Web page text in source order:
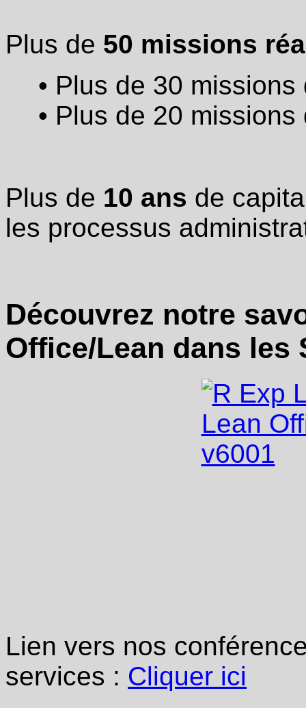
Plus de 50 missions
• Plus de 30 missions
• Plus de 20
Plus de 10 ans de
les processus
Découvrez notre
Office/Lean dans les
Lien vers nos
services : Cliquer ici